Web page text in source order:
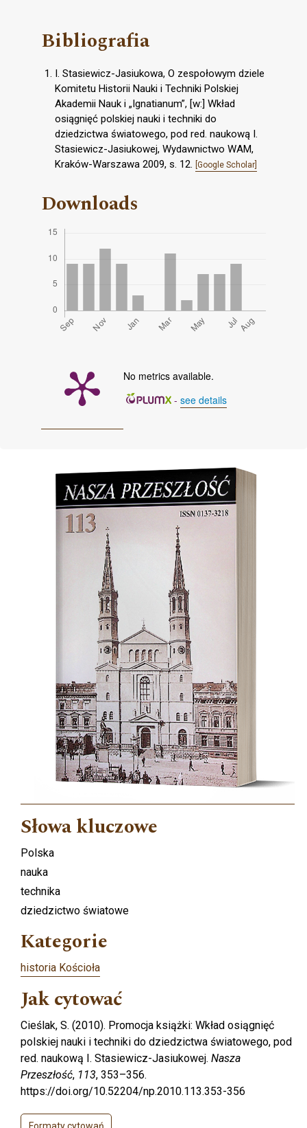
Bibliografia
I. Stasiewicz-Jasiukowa, O zespołowym dziele
Komitetu Historii Nauki i Techniki Polskiej
Akademii Nauk i „Ignatianum”, [w:] Wkład
osiągnięć polskiej nauki i techniki do
dziedzictwa światowego, pod red. naukową I.
Stasiewicz-Jasiukowej, Wydawnictwo WAM,
Kraków-Warszawa 2009, s. 12.
[Google Scholar]
Downloads
No metrics available.
- see details
Słowa kluczowe
Polska
nauka
technika
dziedzictwo światowe
Kategorie
historia Kościoła
Jak cytować
Cieślak, S. (2010). Promocja książki: Wkład osiągnięć
polskiej nauki i techniki do dziedzictwa światowego, pod
red. naukową I. Stasiewicz-Jasiukowej. Nasza
Przeszłość, 113, 353–356.
https://doi.org/10.52204/np.2010.113.353-356
Formaty cytowań